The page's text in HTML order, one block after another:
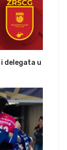
delegata u